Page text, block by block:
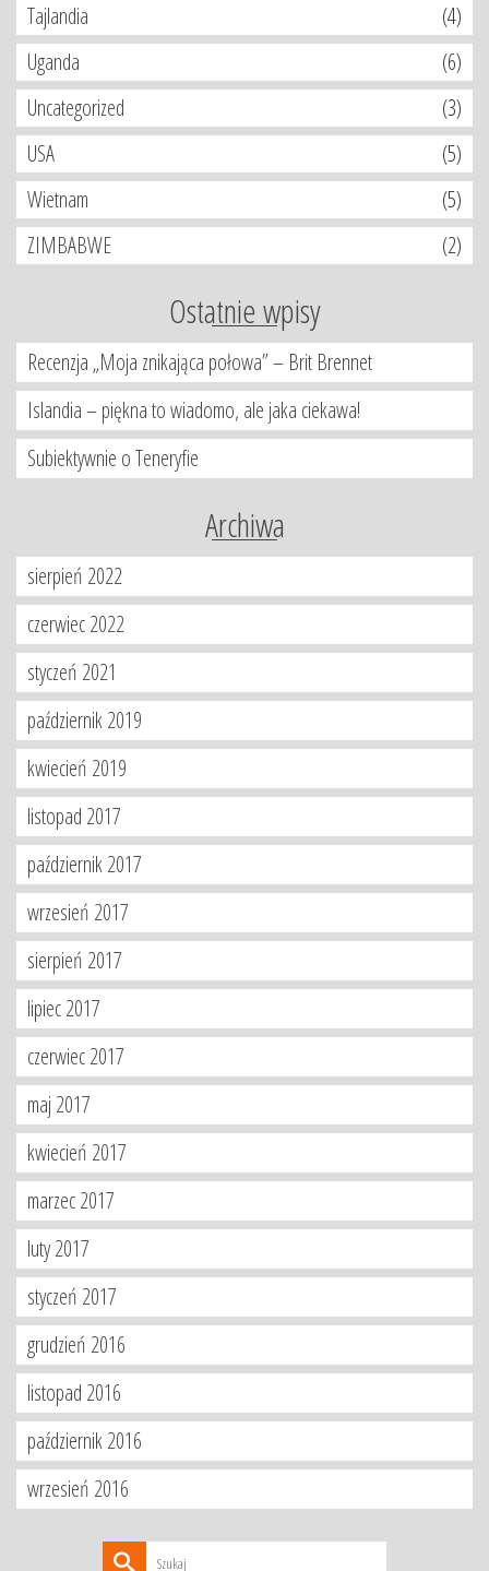
Tajlandia
(4)
Uganda
(6)
Uncategorized
(3)
USA
(5)
Wietnam
(5)
ZIMBABWE
(2)
Ostatnie wpisy
Recenzja „Moja znikająca połowa” – Brit Brennet
Islandia – piękna to wiadomo, ale jaka ciekawa!
Subiektywnie o Teneryfie
Archiwa
sierpień 2022
czerwiec 2022
styczeń 2021
październik 2019
kwiecień 2019
listopad 2017
październik 2017
wrzesień 2017
sierpień 2017
lipiec 2017
czerwiec 2017
maj 2017
kwiecień 2017
marzec 2017
luty 2017
styczeń 2017
grudzień 2016
listopad 2016
październik 2016
wrzesień 2016